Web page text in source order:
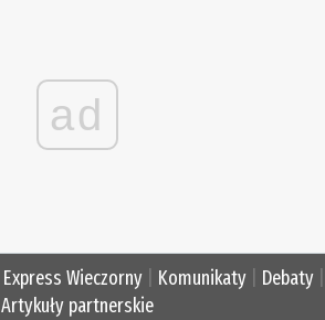
ad
Express Wieczorny Komunikaty Debaty
Artykuły partnerskie